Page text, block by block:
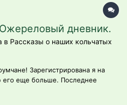
дневник.
в Рассказы о наших кольчатых
Зарегистрирована я на
еще больше. Последнее
я, таки, темку создать.